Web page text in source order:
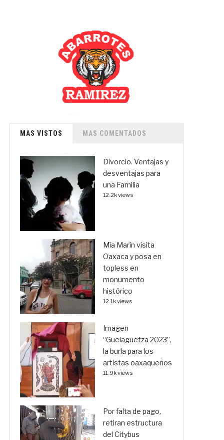
MAS VISTOS MAS COMENTADOS
Divorcio. Ventajas y
desventajas para
una Familia
12.2k views
Mía Marín visita
Oaxaca y posa en
topless en
monumento
histórico
12.1k views
Imagen
“Guelaguetza 2023”,
la burla para los
artistas oaxaqueños
11.9k views
Por falta de pago,
retiran estructura
del Citybus